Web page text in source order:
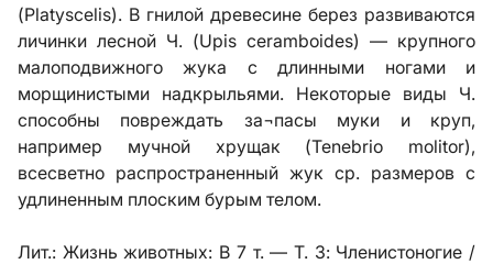
(Platyscelis). В гнилой древесине берез развиваются
личинки лесной Ч. (Upis ceramboides) — крупного
малоподвижного жука с длинными ногами и
морщинистыми надкрыльями. Некоторые виды Ч.
способны повреждать за¬пасы муки и круп,
например мучной хрущак (Tenebrio molitor),
всесветно распространенный жук ср. размеров с
удлиненным плоским бурым телом.
Лит.: Жизнь животных: В 7 т. — Т. 3: Членистоногие /